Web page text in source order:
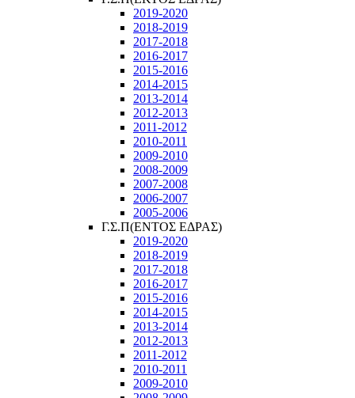
2019-2020
2018-2019
2017-2018
2016-2017
2015-2016
2014-2015
2013-2014
2012-2013
2011-2012
2010-2011
2009-2010
2008-2009
2007-2008
2006-2007
2005-2006
Γ.Σ.Π(ΕΝΤΟΣ ΕΔΡΑΣ)
2019-2020
2018-2019
2017-2018
2016-2017
2015-2016
2014-2015
2013-2014
2012-2013
2011-2012
2010-2011
2009-2010